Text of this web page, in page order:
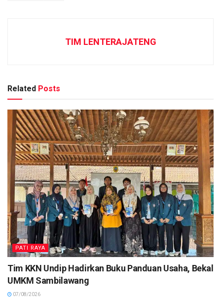
TIM LENTERAJATENG
Related Posts
PATI RAYA
Tim KKN Undip Hadirkan Buku Panduan Usaha, Bekal
UMKM Sambilawang
07/08/2026